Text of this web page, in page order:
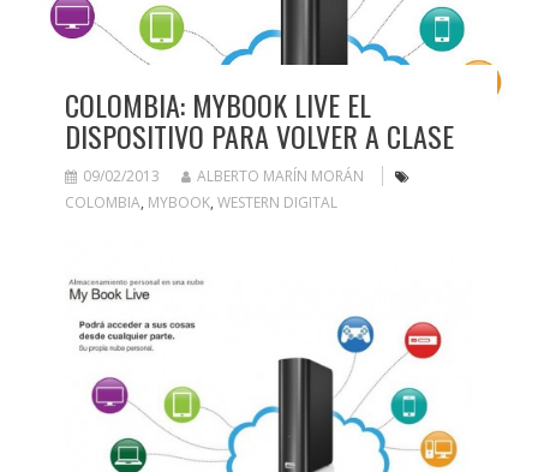
COLOMBIA: MYBOOK LIVE EL
DISPOSITIVO PARA VOLVER A CLASE
09/02/2013
ALBERTO MARÍN MORÁN
COLOMBIA, MYBOOK, WESTERN DIGITAL